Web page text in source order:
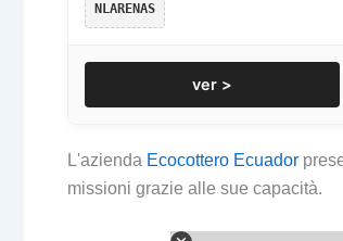
NLARENAS
ver >
L'azienda Ecocottero Ecuador
missioni grazie alle sue capacità.